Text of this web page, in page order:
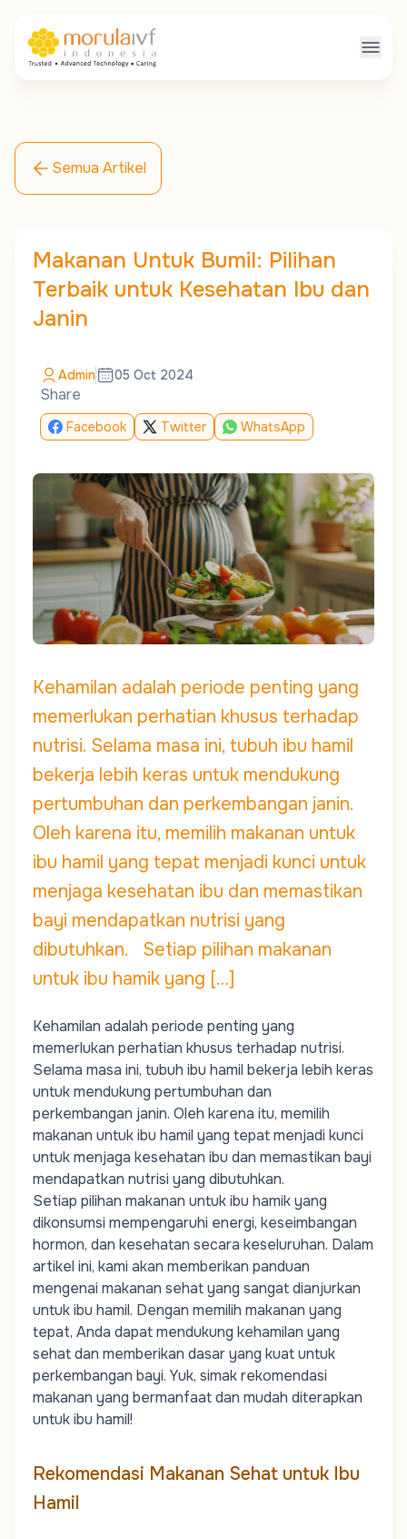
Semua Artikel
Makanan Untuk Bumil: Pilihan
Terbaik untuk Kesehatan Ibu dan
Janin
Admin 05 Oct 2024
Share
Facebook Twitter WhatsApp
Kehamilan adalah periode penting yang
memerlukan perhatian khusus terhadap
nutrisi. Selama masa ini, tubuh ibu hamil
bekerja lebih keras untuk mendukung
pertumbuhan dan perkembangan janin.
Oleh karena itu, memilih makanan untuk
ibu hamil yang tepat menjadi kunci untuk
menjaga kesehatan ibu dan memastikan
bayi mendapatkan nutrisi yang
dibutuhkan. Setiap pilihan makanan
untuk ibu hamik yang […]
Kehamilan adalah periode penting yang
memerlukan perhatian khusus terhadap nutrisi.
Selama masa ini, tubuh ibu hamil bekerja lebih keras
untuk mendukung pertumbuhan dan
perkembangan janin. Oleh karena itu, memilih
makanan untuk ibu hamil yang tepat menjadi kunci
untuk menjaga kesehatan ibu dan memastikan bayi
mendapatkan nutrisi yang dibutuhkan.
Setiap pilihan makanan untuk ibu hamik yang
dikonsumsi mempengaruhi energi, keseimbangan
hormon, dan kesehatan secara keseluruhan. Dalam
artikel ini, kami akan memberikan panduan
mengenai makanan sehat yang sangat dianjurkan
untuk ibu hamil. Dengan memilih makanan yang
tepat, Anda dapat mendukung kehamilan yang
sehat dan memberikan dasar yang kuat untuk
perkembangan bayi. Yuk, simak rekomendasi
makanan yang bermanfaat dan mudah diterapkan
untuk ibu hamil!
Rekomendasi Makanan Sehat untuk Ibu
Hamil